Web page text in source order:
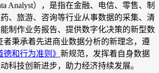
Analyst），是指在金融、电信、零售、制
、旅游、咨询等行业从事数据的采集、清
制作业务报告、提供数字化决策的新型数
者秉承着先进商业数据分析的新理念，遵
德和行为准则》 新规范，发挥着自身数据
科技创新进步，助力经济持续发展。